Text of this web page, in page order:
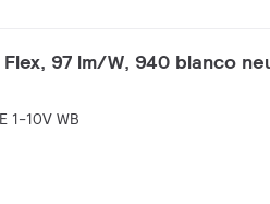
97 lm/W, 940 blanco
1-10V WB